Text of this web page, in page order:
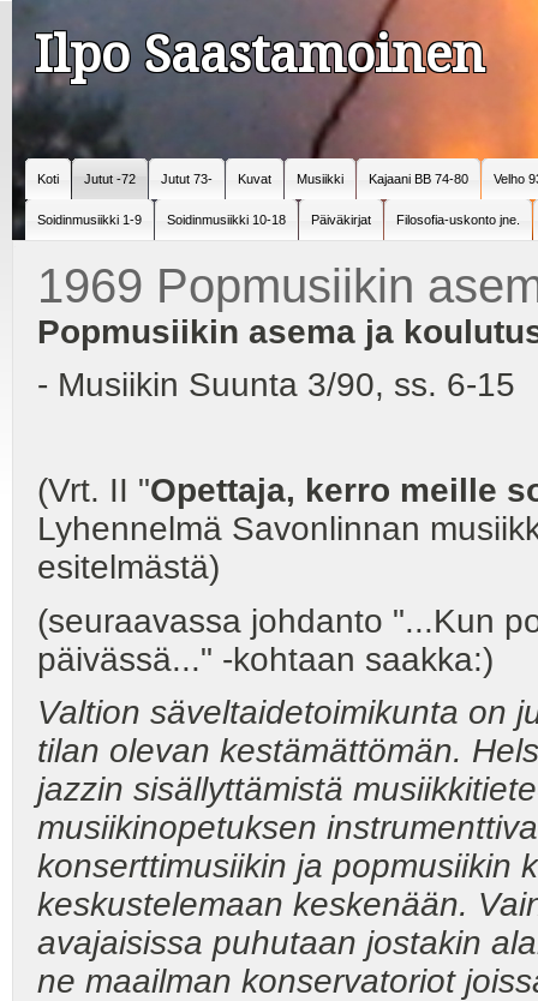
Ilpo Saastamoinen
Koti Jutut -72 Jutut 73- Kuvat Musiikki Kajaani BB 74-80 Velho
Soidinmusiikki 1-9 Soidinmusiikki 10-18 Päiväkirjat Filosofia-uskonto jne.
1969 Popmusiikin
Popmusiikin asema ja
- Musiikin Suunta 3/90, ss. 6-15
(Vrt. II "Opettaja, kerro meille
Lyhennelmä Savonlinnan
esitelmästä)
(seuraavassa johdanto "...Kun
päivässä..." -kohtaan saakka:)
Valtion säveltaidetoimikunta on
tilan olevan kestämättömän.
jazzin sisällyttämistä
musiikinopetuksen
konserttimusiikin ja popmusiikin
keskustelemaan keskenään.
avajaisissa puhutaan jostakin
ne maailman konservatoriot